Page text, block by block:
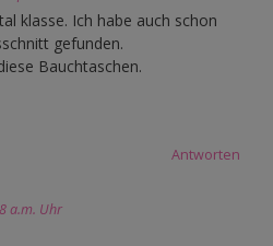
klasse. Ich habe auch schon
gefunden.
Bauchtaschen.
Antworten
a.m. Uhr